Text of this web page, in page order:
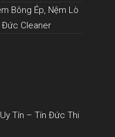
Bông Ép, Nệm Lò
Đức Cleaner
Tín – Tín Đức Thi